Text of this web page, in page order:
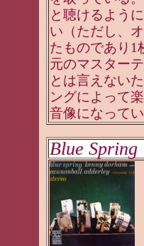
と聴けるよう
い（ただし、
たものであり1
元のマスター
とは言えない
ングによって
音像になって
Blue Spring